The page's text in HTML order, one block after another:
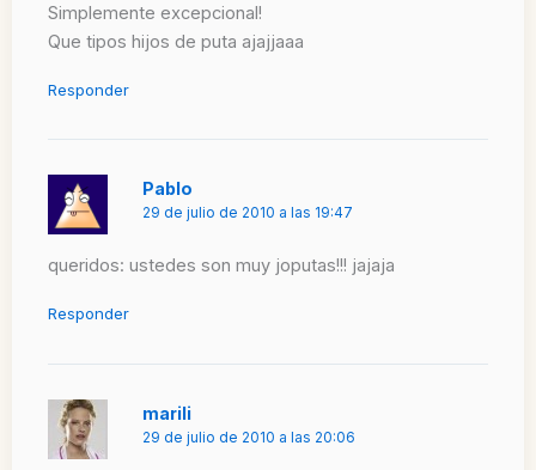
Simplemente excepcional!
Que tipos hijos de puta ajajjaaa
Responder
Pablo
29 de julio de 2010 a las 19:47
queridos: ustedes son muy joputas!!! jajaja
Responder
marili
29 de julio de 2010 a las 20:06